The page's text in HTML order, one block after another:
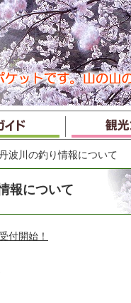
波川の釣り情報について
報について
付開始！